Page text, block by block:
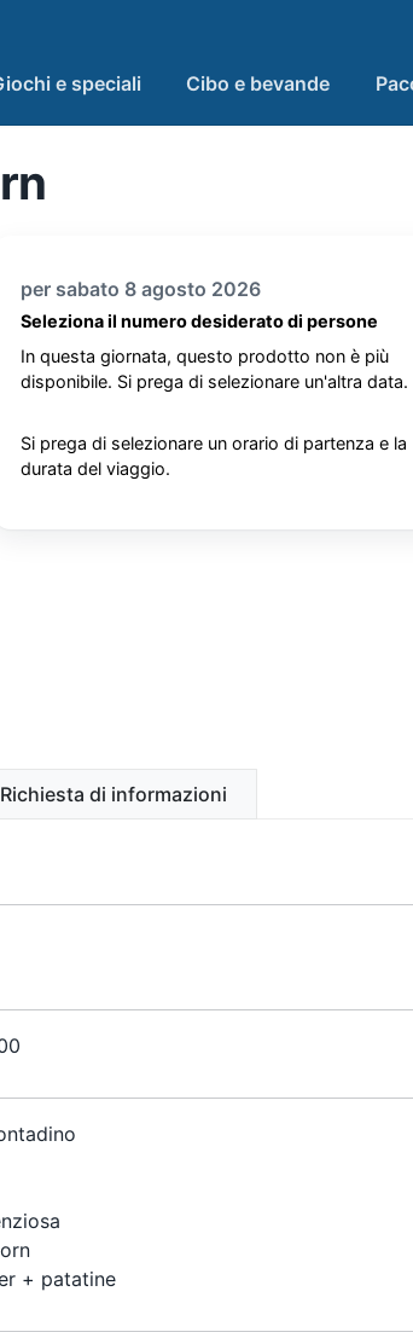
e speciali Cibo e bevande
per sabato 8 agosto 2026
Seleziona il numero desiderato di persone
In questa giornata, questo prodotto non è più
disponibile. Si prega di selezionare un'altra data.
Si prega di selezionare un orario di partenza e la
durata del viaggio.
Richiesta di informazioni
+ patatine